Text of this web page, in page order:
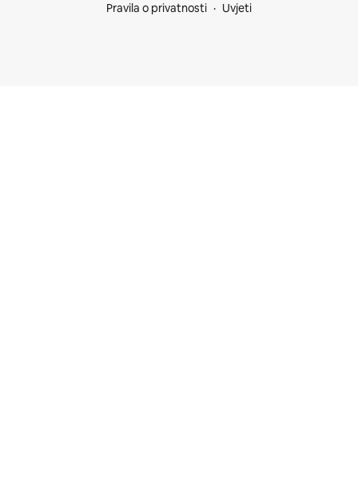
Pravila o privatnosti
Uvjeti